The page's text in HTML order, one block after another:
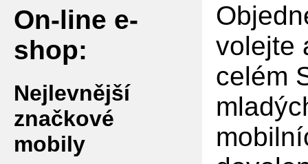
On-line e-
shop:
Nejlevnější
značkové
mobily
volejte
celém